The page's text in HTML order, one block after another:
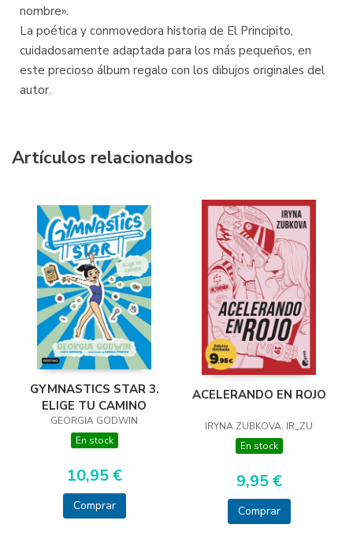
nombre».
La poética y conmovedora historia de El Principito,
cuidadosamente adaptada para los más pequeños, en
este precioso álbum regalo con los dibujos originales del
autor.
Artículos relacionados
GYMNASTICS STAR 3.
ELIGE TU CAMINO
GEORGIA GODWIN
En stock
10,95 €
Comprar
ACELERANDO EN ROJO
IRYNA ZUBKOVA. IR_ZU
En stock
9,95 €
Comprar